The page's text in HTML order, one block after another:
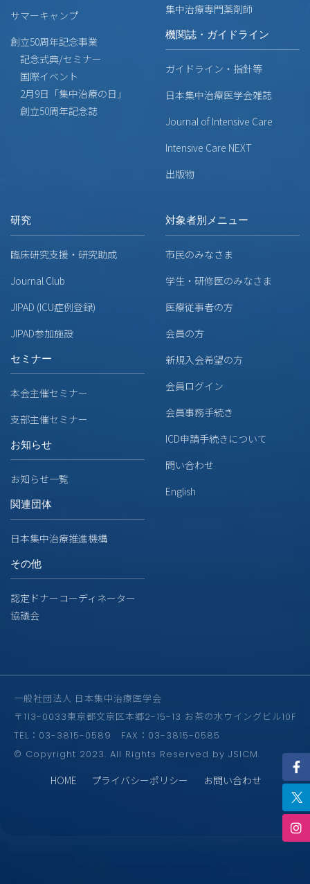
サマーキャンプ
創立50周年記念事業
記念式典/セミナー
国際イベント
2月9日「集中治療の日」
創立50周年記念誌
集中治療専門薬剤師
機関誌・ガイドライン
ガイドライン・指針等
日本集中治療医学会雑誌
Journal of Intensive Care
Intensive Care NEXT
出版物
研究
臨床研究支援・研究助成
Journal Club
JIPAD (ICU症例登録)
JIPAD参加施設
セミナー
本会主催セミナー
支部主催セミナー
お知らせ
お知らせ一覧
関連団体
日本集中治療推進機構
その他
認定ドナーコーディネーター
協議会
対象者別メニュー
市民のみなさま
学生・研修医のみなさま
医療従事者の方
会員の方
新規入会希望の方
会員ログイン
会員事務手続き
ICD申請手続きについて
問い合わせ
English
一般社団法人 日本集中治療医学会
〒113-0033東京都文京区本郷2-15-13 お茶の水ウイングビル10F
TEL：03-3815-0589 FAX：03-3815-0585
© Copyright 2023. All Rights Reserved by JSICM.
HOME プライバシーポリシー お問い合わせ